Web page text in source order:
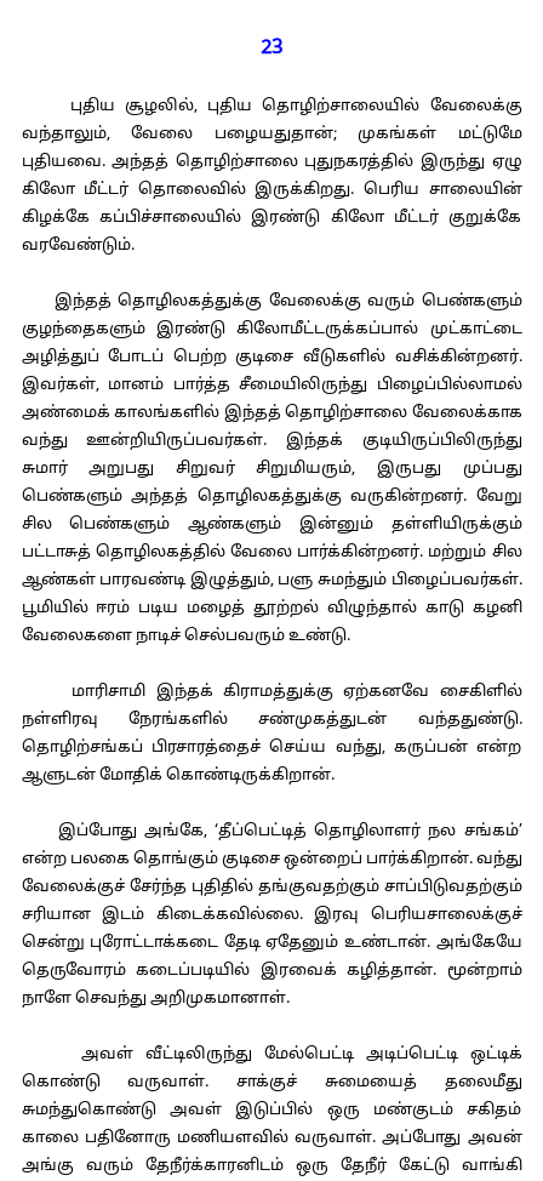
23
புதிய சூழலில், புதிய தொழிற்சாலையில் வேலைக்கு
வந்தாலும், வேலை பழையதுதான்; முகங்கள் மட்டுமே
புதியவை. அந்தத் தொழிற்சாலை புதுநகரத்தில் இருந்து ஏழு
கிலோ மீட்டர் தொலைவில் இருக்கிறது. பெரிய சாலையின்
கிழக்கே கப்பிச்சாலையில் இரண்டு கிலோ மீட்டர் குறுக்கே
வரவேண்டும்.
இந்தத் தொழிலகத்துக்கு வேலைக்கு வரும் பெண்களும்
குழந்தைகளும் இரண்டு கிலோமீட்டருக்கப்பால் முட்காட்டை
அழித்துப் போடப் பெற்ற குடிசை வீடுகளில் வசிக்கின்றனர்.
இவர்கள், மானம் பார்த்த சீமையிலிருந்து பிழைப்பில்லாமல்
அண்மைக் காலங்களில் இந்தத் தொழிற்சாலை வேலைக்காக
வந்து ஊன்றியிருப்பவர்கள். இந்தக் குடியிருப்பிலிருந்து
சுமார் அறுபது சிறுவர் சிறுமியரும், இருபது முப்பது
பெண்களும் அந்தத் தொழிலகத்துக்கு வருகின்றனர். வேறு
சில பெண்களும் ஆண்களும் இன்னும் தள்ளியிருக்கும்
பட்டாசுத் தொழிலகத்தில் வேலை பார்க்கின்றனர். மற்றும் சில
ஆண்கள் பாரவண்டி இழுத்தும், பளு சுமந்தும் பிழைப்பவர்கள்.
பூமியில் ஈரம் படிய மழைத் தூற்றல் விழுந்தால் காடு கழனி
வேலைகளை நாடிச் செல்பவரும் உண்டு.
மாரிசாமி இந்தக் கிராமத்துக்கு ஏற்கனவே சைகிளில்
நள்ளிரவு நேரங்களில் சண்முகத்துடன் வந்ததுண்டு.
தொழிற்சங்கப் பிரசாரத்தைச் செய்ய வந்து, கருப்பன் என்ற
ஆளுடன் மோதிக் கொண்டிருக்கிறான்.
இப்போது அங்கே, ‘தீப்பெட்டித் தொழிலாளர் நல சங்கம்’
என்ற பலகை தொங்கும் குடிசை ஒன்றைப் பார்க்கிறான். வந்து
வேலைக்குச் சேர்ந்த புதிதில் தங்குவதற்கும் சாப்பிடுவதற்கும்
சரியான இடம் கிடைக்கவில்லை. இரவு பெரியசாலைக்குச்
சென்று புரோட்டாக்கடை தேடி ஏதேனும் உண்டான். அங்கேயே
தெருவோரம் கடைப்படியில் இரவைக் கழித்தான். மூன்றாம்
நாளே செவந்து அறிமுகமானாள்.
அவள் வீட்டிலிருந்து மேல்பெட்டி அடிப்பெட்டி ஒட்டிக்
கொண்டு வருவாள். சாக்குச் சுமையைத் தலைமீது
சுமந்துகொண்டு அவள் இடுப்பில் ஒரு மண்குடம் சகிதம்
காலை பதினோரு மணியளவில் வருவாள். அப்போது அவன்
அங்கு வரும் தேநீர்க்காரனிடம் ஒரு தேநீர் கேட்டு வாங்கி